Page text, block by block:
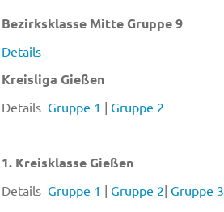
Bezirksklasse Mitte Gruppe 9
Details
Kreisliga Gießen
Details Gruppe 1 | Gruppe 2
1. Kreisklasse Gießen
Details Gruppe 1 | Gruppe 2| Gruppe 3